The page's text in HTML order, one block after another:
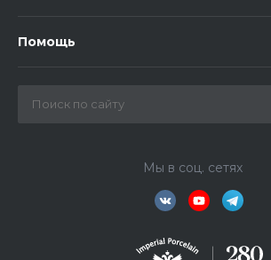
Помощь
Мы в соц. сетях